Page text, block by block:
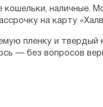
кошельки, наличные.
на карту
пленку и твердый
— без вопросов